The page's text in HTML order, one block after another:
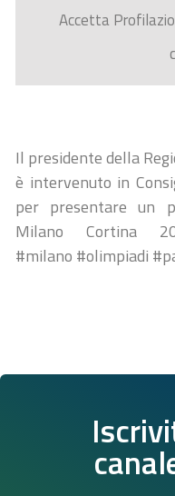
Accetta
Il presidente della
è intervenuto in
per presentare un
Milano Cortina
#milano #olimpiadi